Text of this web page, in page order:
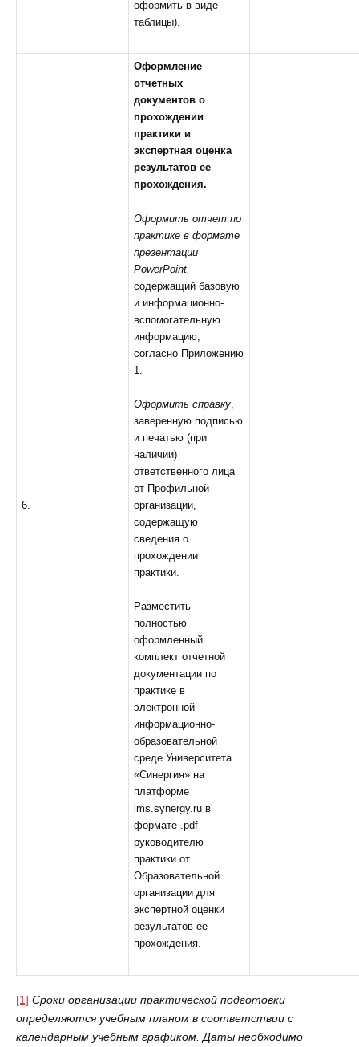
оформить в виде
таблицы).
6.
Оформление
отчетных
документов о
прохождении
практики и
экспертная оценка
результатов ее
прохождения.
Оформить отчет по
практике в формате
презентации
PowerPoint,
содержащий базовую
и информационно-
вспомогательную
информацию,
согласно Приложению
1.
Оформить справку,
заверенную подписью
и печатью (при
наличии)
ответственного лица
от Профильной
организации,
содержащую
сведения о
прохождении
практики.
Разместить
полностью
оформленный
комплект отчетной
документации по
практике в
электронной
информационно-
образовательной
среде Университета
«Синергия» на
платформе
lms.synergy.ru в
формате .pdf
руководителю
практики от
Образовательной
организации для
экспертной оценки
результатов ее
прохождения.
[1] Сроки организации практической подготовки
определяются учебным планом в соответствии с
календарным учебным графиком. Даты необходимо